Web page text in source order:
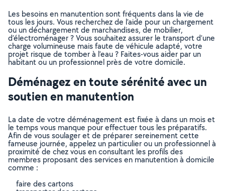
Les besoins en manutention sont fréquents dans la vie de
tous les jours. Vous recherchez de l’aide pour un chargement
ou un déchargement de marchandises, de mobilier,
d’électroménager ? Vous souhaitez assurer le transport d’une
charge volumineuse mais faute de véhicule adapté, votre
projet risque de tomber à l’eau ? Faites-vous aider par un
habitant ou un professionnel près de votre domicile.
Déménagez en toute sérénité avec un
soutien en manutention
La date de votre déménagement est fixée à dans un mois et
le temps vous manque pour effectuer tous les préparatifs.
Afin de vous soulager et de préparer sereinement cette
fameuse journée, appelez un particulier ou un professionnel à
proximité de chez vous en consultant les profils des
membres proposant des services en manutention à domicile
comme :
faire des cartons